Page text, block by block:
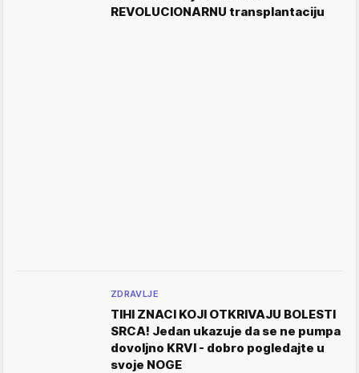
REVOLUCIONARNU transplantaciju
ZDRAVLJE
TIHI ZNACI KOJI OTKRIVAJU BOLESTI
SRCA! Jedan ukazuje da se ne pumpa
dovoljno KRVI - dobro pogledajte u
svoje NOGE